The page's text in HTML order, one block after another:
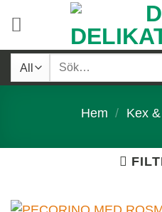
content
Sök
Hem / Kex